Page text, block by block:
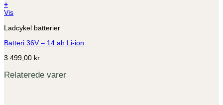
+
Vis
Ladcykel batterier
Batteri 36V – 14 ah Li-ion
3.499,00 kr.
Relaterede varer